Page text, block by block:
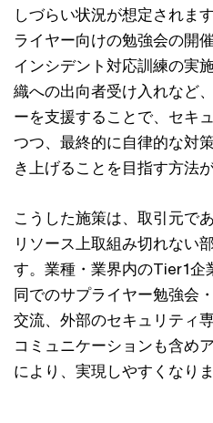
しづらい状況が想定されま
ライヤー向けの勉強会の開
インシデント対応訓練の実
織への出向者受け入れなど
ーを支援することで、セキ
つつ、最終的に自律的な対
き上げることを目指す方法
こうした施策は、取引元で
リソース上取組み切れない
す。業種・業界内のTier1企
同でのサプライヤー勉強会
交流、外部のセキュリティ
コミュニケーションも含め
により、実現しやすくなりま